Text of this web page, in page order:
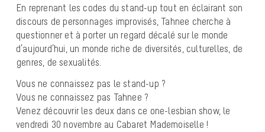
En reprenant les codes du stand-up tout en éclairant son
discours de personnages improvisés, Tahnee cherche à
questionner et à porter un regard décalé sur le monde
d’aujourd’hui, un monde riche de diversités, culturelles, de
genres, de sexualités.
Vous ne connaissez pas le stand-up ?
Vous ne connaissez pas Tahnee ?
Venez découvrir les deux dans ce one-lesbian show, le
vendredi 30 novembre au Cabaret Mademoiselle !